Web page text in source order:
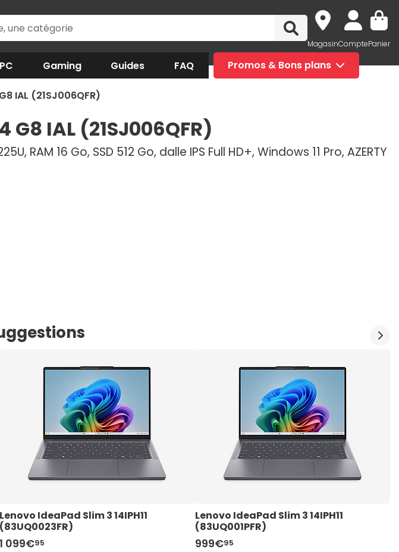
MagasinComptePanier
Gaming Guides FAQ Promos & Bons plans
IAL (21SJ006QFR)
IAL (21SJ006QFR)
RAM 16 Go, SSD 512 Go, dalle IPS Full HD+, Windows 11 Pro, AZERTY
Lenovo IdeaPad Slim 3 14IPH11
(83UQ0023FR)
1 099€95
Lenovo IdeaPad Slim 3 14IPH11
(83UQ001PFR)
999€95